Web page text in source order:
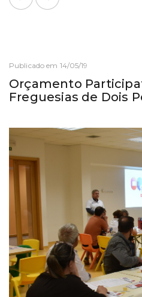
Publicado em 14/05/19
Orçamento
Freguesias de Dois